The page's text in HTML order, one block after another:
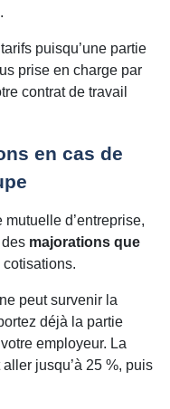
puisqu’une partie
prise en charge par
contrat de travail
en cas de
d’entreprise,
majorations que
peut survenir la
déjà la partie
employeur. La
jusqu’à 25 %, puis